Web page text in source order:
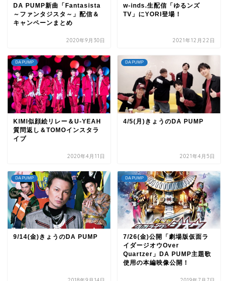
DA PUMP新曲「Fantasista
～ファンタジスタ～」配信＆
キャンペーンまとめ
2020年9月30日
w-inds.生配信「ゆるンズ
TV」にYORI登場！
2021年12月22日
DA PUMP
KIMI似顔絵リレー＆U-YEAH
質問返し＆TOMOインスタラ
イブ
2020年4月11日
DA PUMP
4/5(月)きょうのDA PUMP
2021年4月5日
DA PUMP
9/14(金)きょうのDA PUMP
DA PUMP
7/26(金)公開「劇場版仮面ラ
イダージオウOver
Quartzer」DA PUMP主題歌
使用の本編映像公開！